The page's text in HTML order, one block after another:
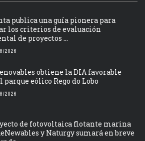
publica una guía pionera para
los criterios de evaluación
de proyectos ...
2026
obtiene la DIA favorable
parque eólico Rego do Lobo
2026
de fotovoltaica flotante marina
y Naturgy sumará en breve